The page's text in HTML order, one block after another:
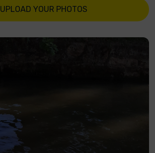
UPLOAD YOUR PHOTOS